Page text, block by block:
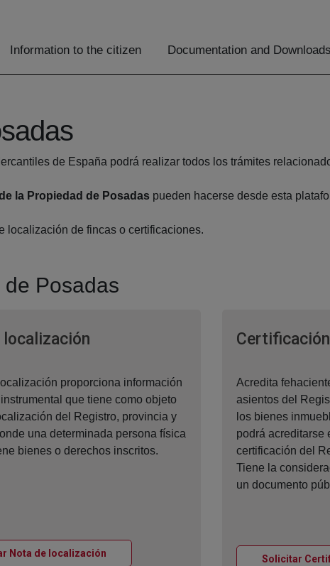
Information to the citizen Documentation and Downloads
de España podrá realizar todos los trámites
la Propiedad de Posadas pueden hacerse desde esta
localización de fincas o certificaciones.
Posadas
localizaciónVentana nueva
proporciona información
que tiene como objeto
del Registro, provincia y
una determinada persona física
bienes o derechos inscritos.
Nota de localizaciónVentana nueva
Certificación
Acredita
asientos del
los bienes
podrá acreditarse
certificación del
Tiene la
un documento
Solicitar